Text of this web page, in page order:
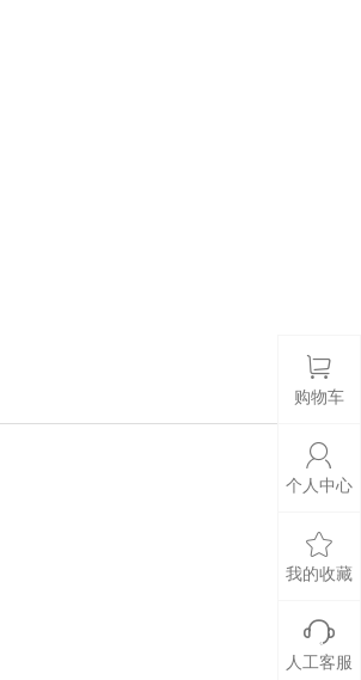
购物车
个人中心
我的收藏
人工客服